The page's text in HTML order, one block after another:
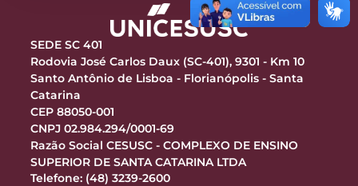
SEDE SC 401
Rodovia José Carlos Daux (SC-401), 9301 - Km 10
Santo Antônio de Lisboa - Florianópolis - Santa
Catarina
CEP 88050-001
CNPJ 02.984.294/0001-69
Razão Social CESUSC - COMPLEXO DE ENSINO
SUPERIOR DE SANTA CATARINA LTDA
Telefone: (48) 3239-2600